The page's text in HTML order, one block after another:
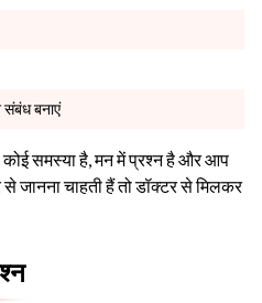
संबंध बनाएं
समस्या है, मन में प्रश्न है और आप
से जानना चाहती हैं तो डॉक्टर से मिलकर